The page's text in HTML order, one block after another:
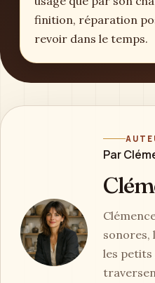
finition, réparation
revoir dans le temps.
Par
sonores,
les petits